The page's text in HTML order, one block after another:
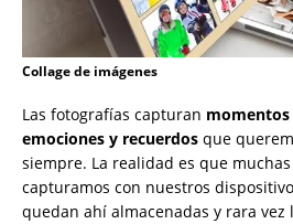
Collage de imágenes
Las fotografías capturan
emociones y recuerdos que
siempre. La realidad es que
capturamos con nuestros
quedan ahí almacenadas y rara vez